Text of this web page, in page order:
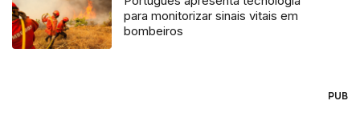
para monitorizar sinais vitais em
bombeiros
PUB